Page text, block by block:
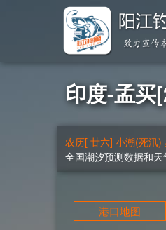
印度-孟买
农历[ 廿六] 小潮(死汛)
全国潮汐预测数据和
港口地图